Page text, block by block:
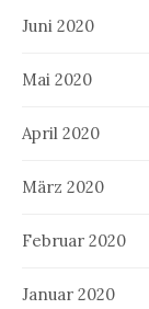
Juni 2020
Mai 2020
April 2020
März 2020
Februar 2020
Januar 2020